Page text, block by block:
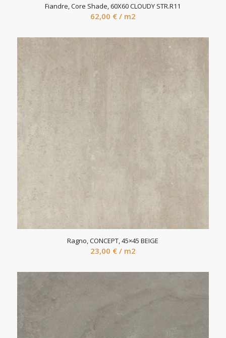
Fiandre, Core Shade, 60X60 CLOUDY STR.R11
62,00 € / m2
Ragno, CONCEPT, 45×45 BEIGE
23,00 € / m2